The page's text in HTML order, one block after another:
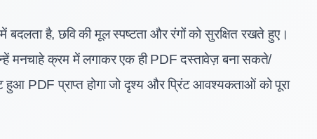
है, छवि की मूल स्पष्टता और रंगों को सुरक्षित रखते हुए।
मनचाहे क्रम में लगाकर एक ही PDF दस्तावेज़ बना सकते/
PDF प्राप्त होगा जो दृश्य और प्रिंट आवश्यकताओं को पूरा